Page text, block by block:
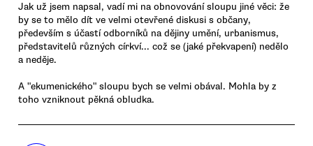
Jak už jsem napsal, vadí mi na obnovování sloupu jiné věci: že
by se to mělo dít ve velmi otevřené diskusi s občany,
především s účastí odborníků na dějiny umění, urbanismus,
představitelů různých církví... což se (jaké překvapení) nedělo
a neděje.
A "ekumenického" sloupu bych se velmi obával. Mohla by z
toho vzniknout pěkná obludka.